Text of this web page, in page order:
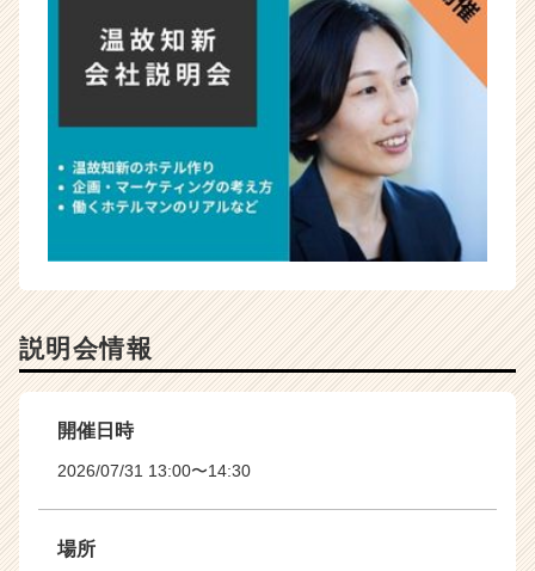
説明会情報
開催日時
2026/07/31 13:00〜14:30
場所